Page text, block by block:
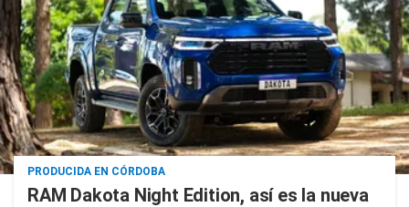
PRODUCIDA EN CÓRDOBA
RAM Dakota Night Edition, así es la nueva